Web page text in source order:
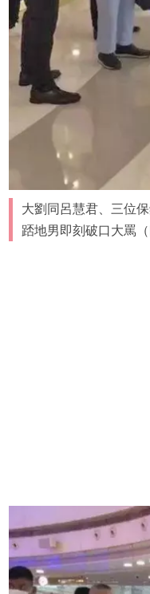
大劉同呂慧君、三位
踎地男即刻破口大罵